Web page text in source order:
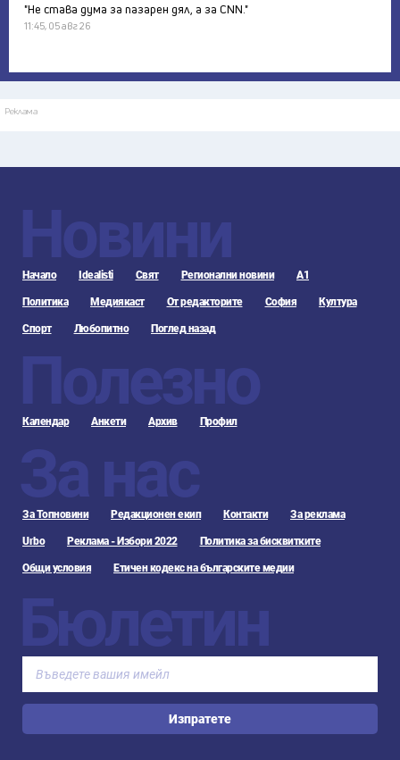
"Не става дума за пазарен дял, а за CNN."
11:45, 05 авг 26
Реклама
Новини
Начало Idealisti Свят Регионални новини А1
Политика Медиякаст От редакторите София Култура
Спорт Любопитно Поглед назад
Полезно
Календар Анкети Архив Профил
За нас
За Топновини Редакционен екип Контакти За реклама
Urbo Реклама - Избори 2022 Политика за бисквитките
Общи условия Етичен кодекс на българските медии
Бюлетин
Изпратете